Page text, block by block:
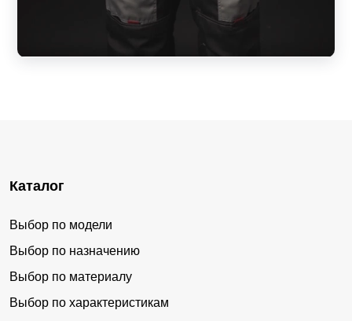
Каталог
Выбор по модели
Выбор по назначению
Выбор по материалу
Выбор по характеристикам